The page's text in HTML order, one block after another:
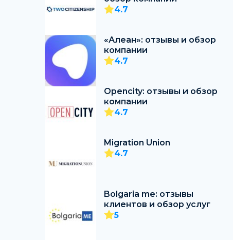
4.7
«Алеан»: отзывы и обзор
компании
4.7
Opencity: отзывы и обзор
компании
4.7
Migration Union
4.7
Bolgaria me: отзывы
клиентов и обзор услуг
5